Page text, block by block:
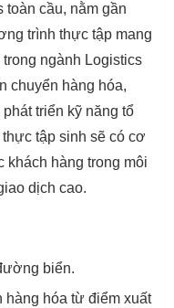
toàn cầu, nằm gần
trình thực tập mang
ngành Logistics
chuyển hàng hóa,
triển kỹ năng tổ
tập sinh sẽ có cơ
khách hàng trong môi
dịch cao.
biển.
hàng hóa từ điểm xuất